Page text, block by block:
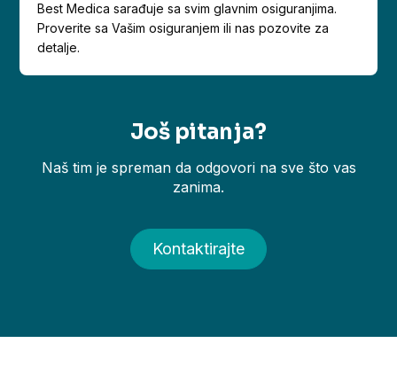
Best Medica sarađuje sa svim glavnim osiguranjima.
Proverite sa Vašim osiguranjem ili nas pozovite za
detalje.
Još pitanja?
Naš tim je spreman da odgovori na sve što vas
zanima.
Kontaktirajte